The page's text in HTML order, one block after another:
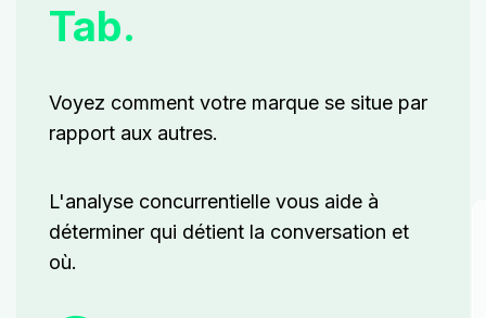
Tab.
Voyez comment votre marque se situe par
rapport aux autres.
L'analyse concurrentielle vous aide à
déterminer qui détient la conversation et
où.